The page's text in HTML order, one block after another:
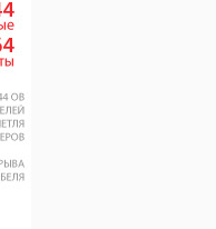
разъемов.
в рамках
сетей (TSB-72).
короткие и средние
прокладки
а также в рамках
Пригоден для